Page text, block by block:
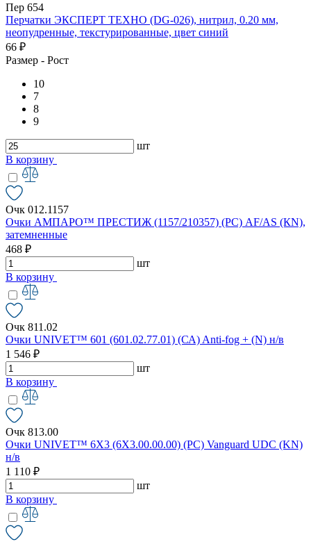
Пер 654
Перчатки ЭКСПЕРТ ТЕХНО (DG-026), нитрил, 0.20 мм,
неопудренные, текстурированные, цвет синий
66 ₽
Размер - Рост
10
7
8
9
шт
В корзину
Очк 012.1157
Очки АМПАРО™ ПРЕСТИЖ (1157/210357) (РС) AF/AS (КN),
затемненные
468 ₽
шт
В корзину
Очк 811.02
Очки UNIVET™ 601 (601.02.77.01) (СА) Anti-fog + (N) н/в
1 546 ₽
шт
В корзину
Очк 813.00
Очки UNIVET™ 6X3 (6X3.00.00.00) (РС) Vanguard UDC (KN)
н/в
1 110 ₽
шт
В корзину